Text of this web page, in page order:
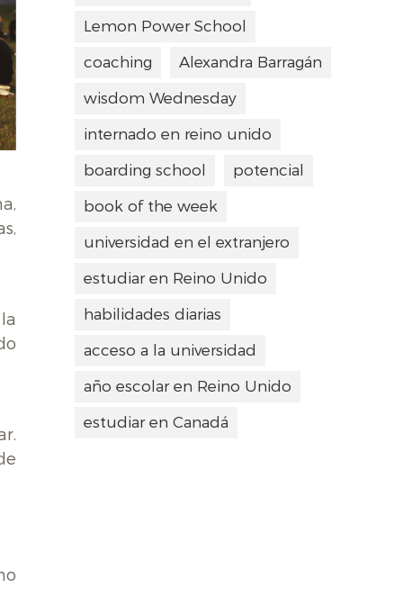
Lemon Power School
coaching
Alexandra Barragán
wisdom Wednesday
internado en reino unido
boarding school
potencial
book of the week
universidad en el extranjero
estudiar en Reino Unido
habilidades diarias
acceso a la universidad
año escolar en Reino Unido
estudiar en Canadá